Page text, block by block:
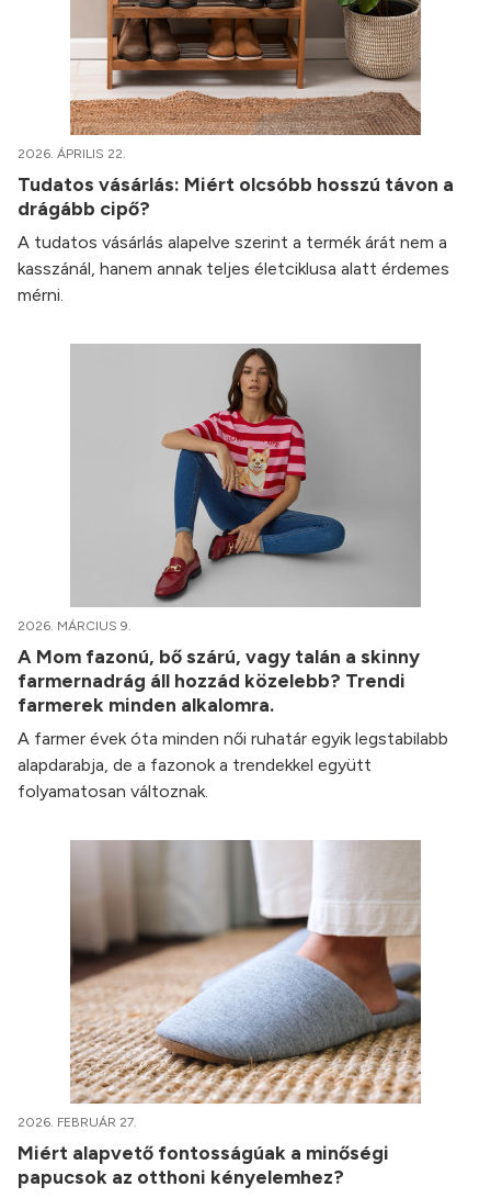
2026. ÁPRILIS 22.
Tudatos vásárlás: Miért olcsóbb hosszú távon a
drágább cipő?
A tudatos vásárlás alapelve szerint a termék árát nem a
kasszánál, hanem annak teljes életciklusa alatt érdemes
mérni.
2026. MÁRCIUS 9.
A Mom fazonú, bő szárú, vagy talán a skinny
farmernadrág áll hozzád közelebb? Trendi
farmerek minden alkalomra.
A farmer évek óta minden női ruhatár egyik legstabilabb
alapdarabja, de a fazonok a trendekkel együtt
folyamatosan változnak.
2026. FEBRUÁR 27.
Miért alapvető fontosságúak a minőségi
papucsok az otthoni kényelemhez?